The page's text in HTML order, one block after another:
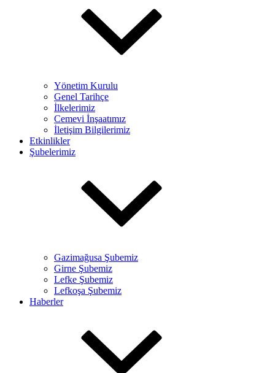
Yönetim Kurulu
Genel Tarihçe
İlkelerimiz
Cemevi İnşaatımız
İletişim Bilgilerimiz
Etkinlikler
Şubelerimiz
Gazimağusa Şubemiz
Girne Şubemiz
Lefke Şubemiz
Lefkoşa Şubemiz
Haberler